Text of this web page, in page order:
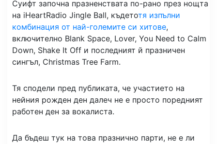
Суифт започна празненствата по-рано през нощта
на iHeartRadio Jingle Ball, къдетотя изпълни
комбинация от най-големите си хитове,
включително Blank Space, Lover, You Need to Calm
Down, Shake It Off и последният й празничен
сингъл, Christmas Tree Farm.
Тя сподели пред публиката, че участието на
нейния рожден ден далеч не е просто поредният
работен ден за вокалиста.
Да бъдеш тук на това празнично парти, не е ли